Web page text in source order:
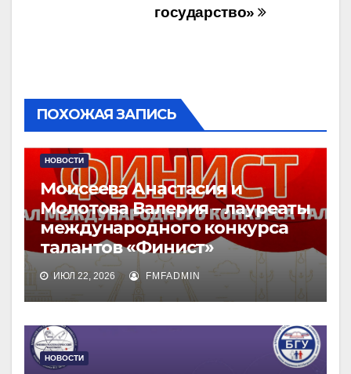
государство»
ПОХОЖАЯ ЗАПИСЬ
НОВОСТИ
Моисеева Анастасия и
Молотова Валерия – лауреаты
международного конкурса
талантов «Финист»
ИЮЛ 22, 2026 FMFADMIN
НОВОСТИ